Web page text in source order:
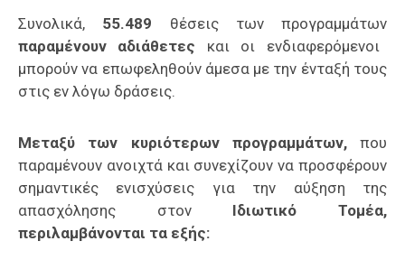
Συνολικά, 55.489 θέσεις των προγραμμάτων
παραμένουν αδιάθετες και οι ενδιαφερόμενοι
μπορούν να επωφεληθούν άμεσα με την ένταξή τους
στις εν λόγω δράσεις.
Μεταξύ των κυριότερων προγραμμάτων,που
παραμένουν ανοιχτά και συνεχίζουν να προσφέρουν
σημαντικές ενισχύσεις για την αύξηση της
απασχόλησης στον Ιδιωτικό
Τομέα,
περιλαμβάνονται τα εξής: